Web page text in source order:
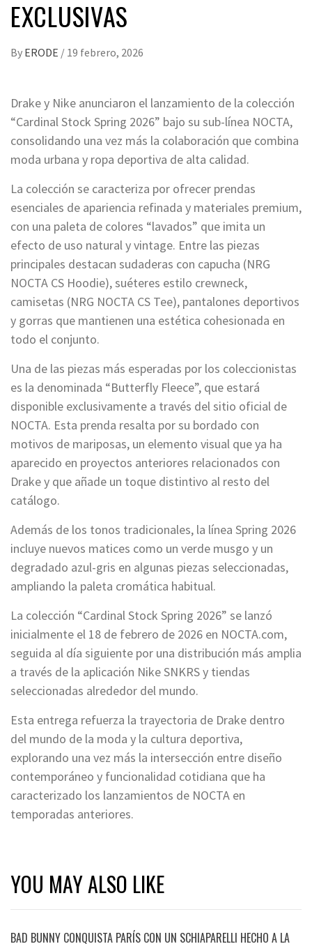
EXCLUSIVAS
By ERODE / 19 febrero, 2026
Drake y Nike anunciaron el lanzamiento de la colección
“Cardinal Stock Spring 2026” bajo su sub-línea NOCTA,
consolidando una vez más la colaboración que combina
moda urbana y ropa deportiva de alta calidad.
La colección se caracteriza por ofrecer prendas
esenciales de apariencia refinada y materiales premium,
con una paleta de colores “lavados” que imita un
efecto de uso natural y vintage. Entre las piezas
principales destacan sudaderas con capucha (NRG
NOCTA CS Hoodie), suéteres estilo crewneck,
camisetas (NRG NOCTA CS Tee), pantalones deportivos
y gorras que mantienen una estética cohesionada en
todo el conjunto.
Una de las piezas más esperadas por los coleccionistas
es la denominada “Butterfly Fleece”, que estará
disponible exclusivamente a través del sitio oficial de
NOCTA. Esta prenda resalta por su bordado con
motivos de mariposas, un elemento visual que ya ha
aparecido en proyectos anteriores relacionados con
Drake y que añade un toque distintivo al resto del
catálogo.
Además de los tonos tradicionales, la línea Spring 2026
incluye nuevos matices como un verde musgo y un
degradado azul-gris en algunas piezas seleccionadas,
ampliando la paleta cromática habitual.
La colección “Cardinal Stock Spring 2026” se lanzó
inicialmente el 18 de febrero de 2026 en NOCTA.com,
seguida al día siguiente por una distribución más amplia
a través de la aplicación Nike SNKRS y tiendas
seleccionadas alrededor del mundo.
Esta entrega refuerza la trayectoria de Drake dentro
del mundo de la moda y la cultura deportiva,
explorando una vez más la intersección entre diseño
contemporáneo y funcionalidad cotidiana que ha
caracterizado los lanzamientos de NOCTA en
temporadas anteriores.
YOU MAY ALSO LIKE
BAD BUNNY CONQUISTA PARÍS CON UN SCHIAPARELLI HECHO A LA